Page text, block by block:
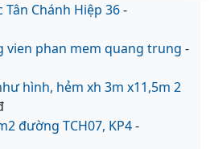
Chánh Hiệp 36-
vien phan mem quang trung -
hình, hẻm xh 3m x11,5m 2
đường TCH07, KP4-